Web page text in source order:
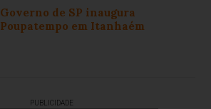
Governo de SP inaugura
Poupatempo em Itanhaém
PUBLICIDADE